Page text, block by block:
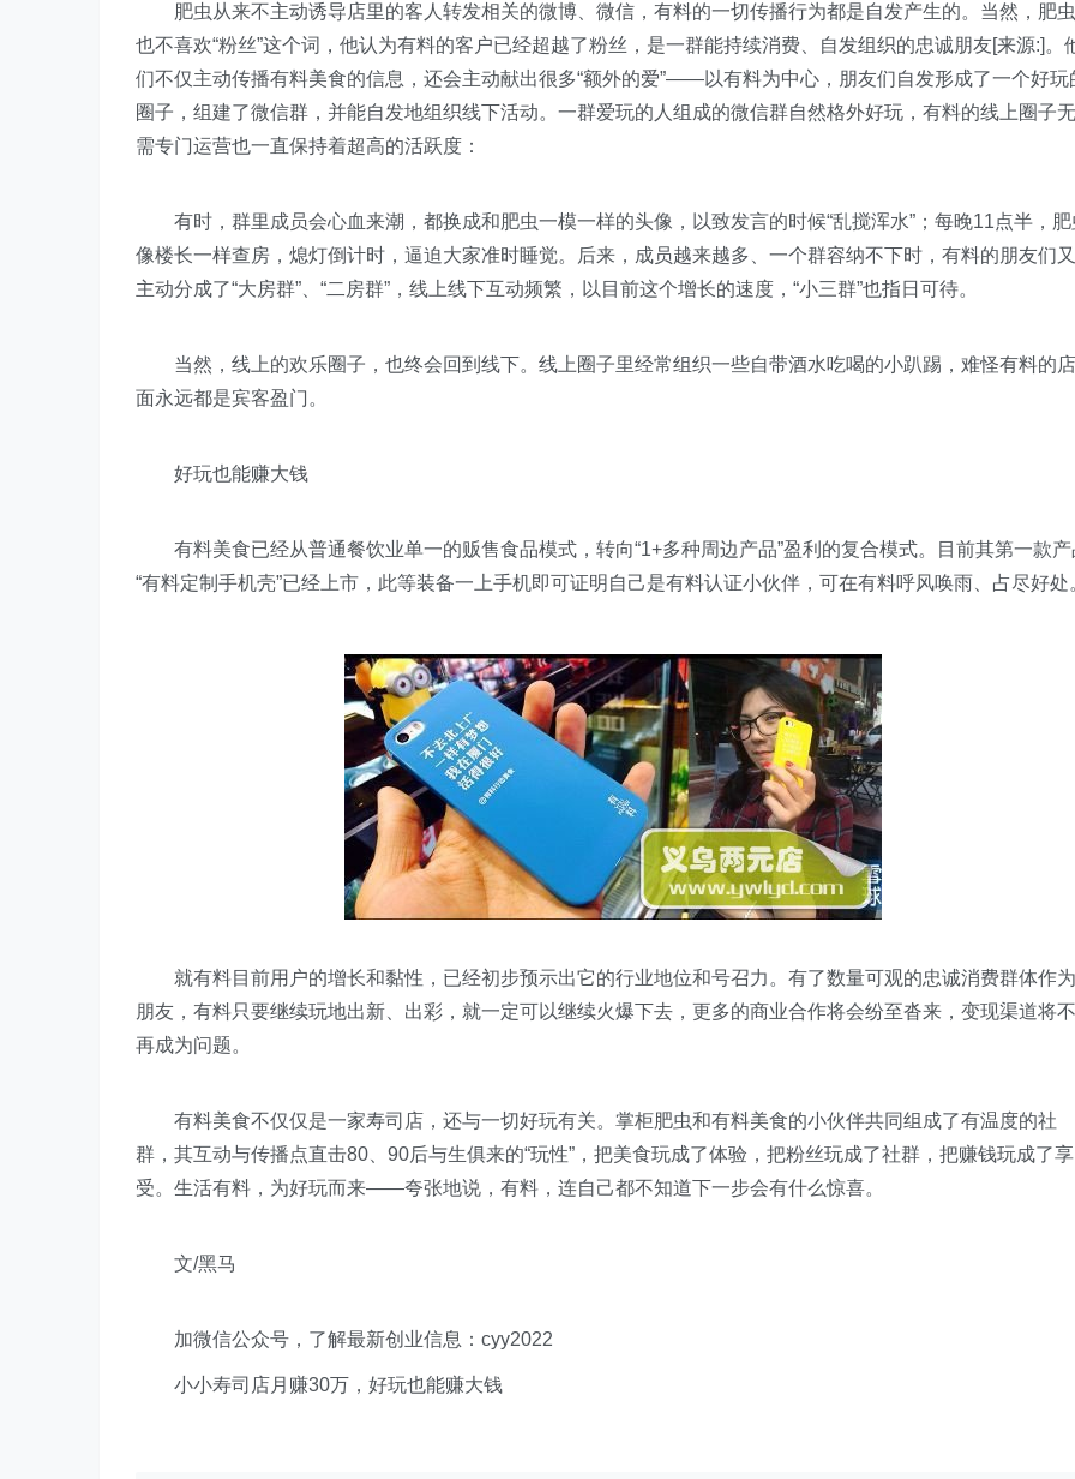
肥虫从来不主动诱导店里的客人转发相关的微博、微信，有料的一切传播行为都是自发产生的。当然，肥虫
也不喜欢“粉丝”这个词，他认为有料的客户已经超越了粉丝，是一群能持续消费、自发组织的忠诚朋友[来源:]。
们不仅主动传播有料美食的信息，还会主动献出很多“额外的爱”——以有料为中心，朋友们自发形成了一个好玩
圈子，组建了微信群，并能自发地组织线下活动。一群爱玩的人组成的微信群自然格外好玩，有料的线上圈子无
需专门运营也一直保持着超高的活跃度：
有时，群里成员会心血来潮，都换成和肥虫一模一样的头像，以致发言的时候“乱搅浑水”；每晚11点半，肥
像楼长一样查房，熄灯倒计时，逼迫大家准时睡觉。后来，成员越来越多、一个群容纳不下时，有料的朋友们又
主动分成了“大房群”、“二房群”，线上线下互动频繁，以目前这个增长的速度，“小三群”也指日可待。
当然，线上的欢乐圈子，也终会回到线下。线上圈子里经常组织一些自带酒水吃喝的小趴踢，难怪有料的店
面永远都是宾客盈门。
好玩也能赚大钱
有料美食已经从普通餐饮业单一的贩售食品模式，转向“1+多种周边产品”盈利的复合模式。目前其第一款产
“有料定制手机壳”已经上市，此等装备一上手机即可证明自己是有料认证小伙伴，可在有料呼风唤雨、占尽好处
就有料目前用户的增长和黏性，已经初步预示出它的行业地位和号召力。有了数量可观的忠诚消费群体作为
朋友，有料只要继续玩地出新、出彩，就一定可以继续火爆下去，更多的商业合作将会纷至沓来，变现渠道将不
再成为问题。
有料美食不仅仅是一家寿司店，还与一切好玩有关。掌柜肥虫和有料美食的小伙伴共同组成了有温度的社
群，其互动与传播点直击80、90后与生俱来的“玩性”，把美食玩成了体验，把粉丝玩成了社群，把赚钱玩成了享
受。生活有料，为好玩而来——夸张地说，有料，连自己都不知道下一步会有什么惊喜。
文/黑马
加微信公众号，了解最新创业信息：cyy2022
小小寿司店月赚30万，好玩也能赚大钱